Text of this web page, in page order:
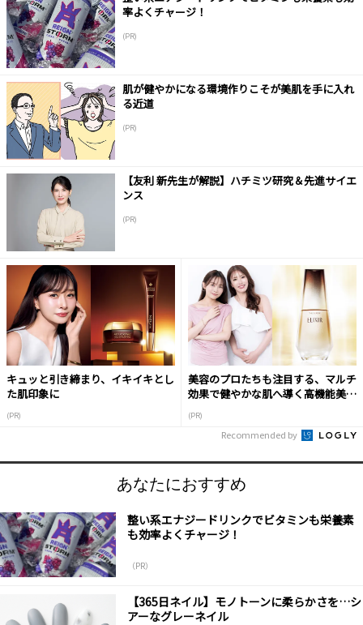
率よくチャージ！
(PR)
肌が健やかになる環境作りこそが美肌を手に入れ
る近道
(PR)
【友利 新先生が解説】ハチミツ研究＆先進サイエ
ンス
(PR)
キュッと引き締まり、イキイキとし
た肌印象に
(PR)
美容のプロたちも注目する、マルチ
効果で健やかな肌へ導く高機能美容
(PR)
Recommended by
あなたにおすすめ
整い系エナジードリンクでビタミンも栄養素
も効率よくチャージ！
（PR）
【365日ネイル】モノトーンに柔らかさを…シ
アーなグレーネイル